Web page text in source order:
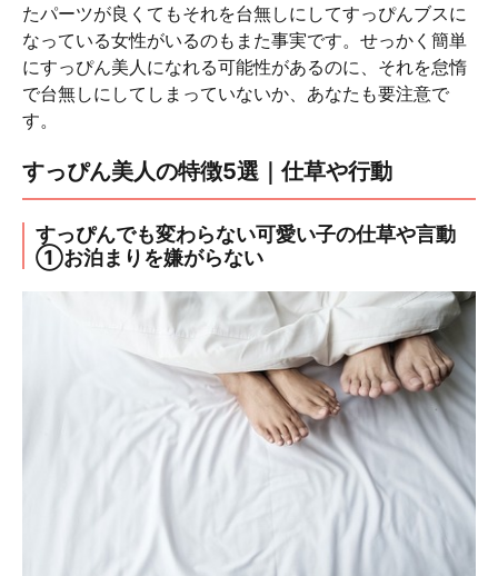
たパーツが良くてもそれを台無しにしてすっぴんブスに
なっている女性がいるのもまた事実です。せっかく簡単
にすっぴん美人になれる可能性があるのに、それを怠惰
で台無しにしてしまっていないか、あなたも要注意で
す。
すっぴん美人の特徴5選｜仕草や行動
すっぴんでも変わらない可愛い子の仕草や言動
①お泊まりを嫌がらない